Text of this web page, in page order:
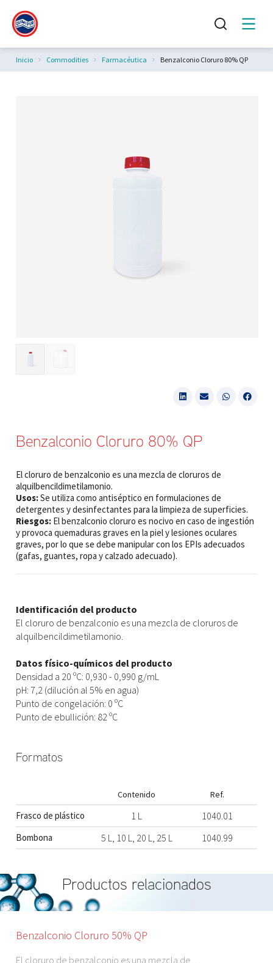
Estás aquí:
Inicio Commodities Farmacéutica Benzalconio Cloruro 80% QP
Benzalconio Cloruro 80% QP
El cloruro de benzalconio es una mezcla de cloruros de
alquilbencildimetilamonio.
Usos:Se utiliza como antiséptico en formulaciones de
detergentes y desinfectantes para la limpieza de superficies.
Riesgos: El benzalconio cloruro es nocivo en caso de ingestión
y provoca quemaduras graves en la piel y lesiones oculares
graves, por lo que se debe manipular con los EPIs adecuados
(gafas, guantes, ropa y calzado adecuado).
Identificación del producto
El cloruro de benzalconio es una mezcla de cloruros de
alquilbencildimetilamonio.
Datos físico-químicos del producto
Densidad a 20 ºC: 0,930 - 0,990 g/mL
pH: 7,2 (dilución al 5% en agua)
Punto de congelación: 0 ºC
Punto de ebullición: 82 ºC
Formatos
Contenido Ref.
Frasco de plástico 1 L 1040.01
Bombona 5 L, 10 L, 20 L, 25 L 1040.99
Productos relacionados
Benzalconio Cloruro 50% QP
El cloruro de benzalconio es una mezcla de…